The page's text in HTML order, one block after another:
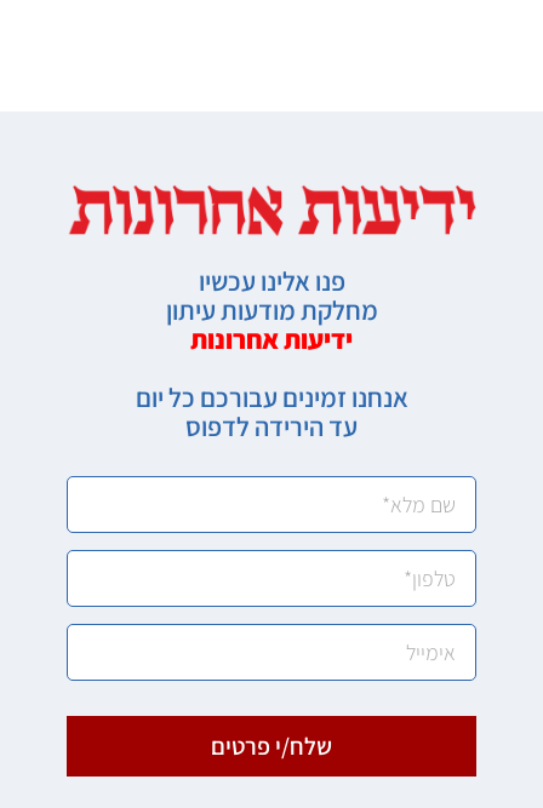
פנו אלינו עכשיו
מחלקת מודעות עיתון
ידיעות אחרונות
אנחנו זמינים עבורכם כל יום
עד הירידה לדפוס
שלח/י פרטים